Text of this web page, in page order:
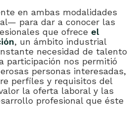
en ambas modalidades
para dar a conocer las
que ofrece el
, un ámbito industrial
necesidad de talento
participación nos permitió
personas interesadas,
perfiles y requisitos del
la oferta laboral y las
profesional que éste